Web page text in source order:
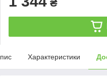
₴
Характеристики